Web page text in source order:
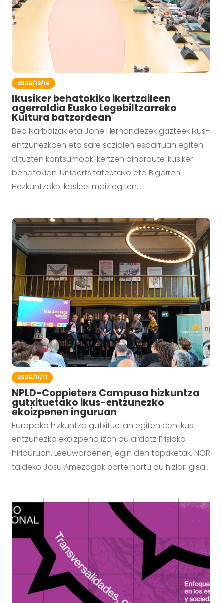
2025/12/16
Ikusiker behatokiko ikertzaileen
agerraldia Eusko Legebiltzarreko
Kultura batzordean
Bea Narbaizak eta Jone Hernandezek gazteek ikus-
entzunezkoen eta sare sozialen esparruan egiten
dituzten kontsumoak ikertzen dihardute Ikusiker
behatokian. Unibertsitateetako eta Bigarren
Hezkuntzako ikasleei maiz egiten…
2025/11/11
NPLD-Coppieters Campusa hizkuntza
gutxituetako ikus-entzunezko
ekoizpenen inguruan
Europako hizkuntza gutxituetan egiten den ikus-
entzunezko ekoizpena izan du ardatz Frisiako
hiriburuan, Leeuwardenen, egin den topaketak. NOR
taldeko Josu Amezagak parte hartu du hizlari gisa…